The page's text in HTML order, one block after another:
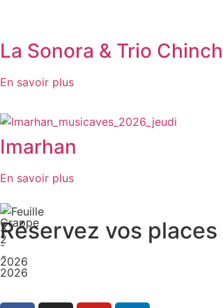
La Sonora & Trio
En savoir plus
Imarhan
En savoir plus
Réservez vos